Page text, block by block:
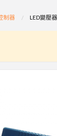
制器 LED變壓器